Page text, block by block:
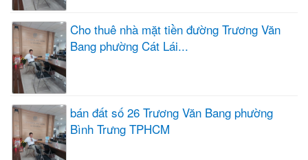
Cho thuê nhà mặt tiền đường Trương Văn
Bang phường Cát Lái...
bán đất số 26 Trương Văn Bang phường
Bình Trưng TPHCM